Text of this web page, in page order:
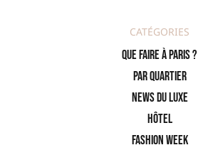
CATÉGORIES
Que faire à Paris ?
PAR QUARTIER
News du Luxe
Hôtel
Fashion Week